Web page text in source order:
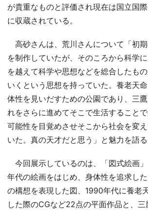
が貴重なものと評価され現在は国立国際
に収蔵されている。
高砂さんは、荒川さんについて「初
を制作していたが、そのころから科学
を越えて科学や思想などを総合したも
いくという思想を持っていた。養老天
体性を見いだすための公園であり、三
れをさらに進めてそこで生活すること
可能性を目覚めさせそこから社会を変
いた。真の天才だと思う」と魅力を語る
今回展示しているのは、「図式絵画
年代の絵画をはじめ、身体性を追求し
の構想を表現した図、1990年代に養老
した際のCGなど22点の平面作品と、